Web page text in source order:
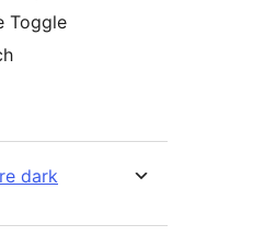
Toggle
dark